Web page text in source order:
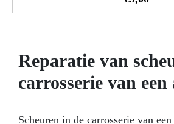
Reparatie van
carrosserie van een
Scheuren in de carrosserie van